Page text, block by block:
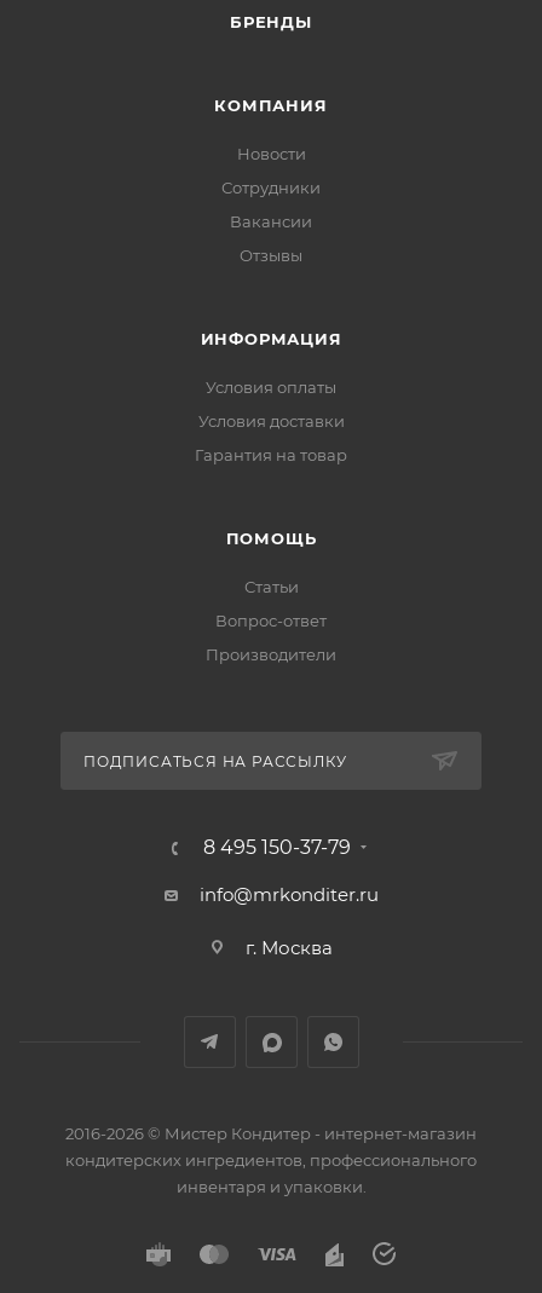
БРЕНДЫ
КОМПАНИЯ
Новости
Сотрудники
Вакансии
Отзывы
ИНФОРМАЦИЯ
Условия оплаты
Условия доставки
Гарантия на товар
ПОМОЩЬ
Статьи
Вопрос-ответ
Производители
ПОДПИСАТЬСЯ НА РАССЫЛКУ
8 495 150-37-79
info@mrkonditer.ru
г. Москва
2016-2026 © Мистер Кондитер - интернет-магазин
кондитерских ингредиентов, профессионального
инвентаря и упаковки.